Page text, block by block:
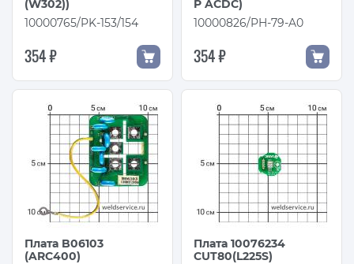
(W302))
10000765/PK-153/154
354 ₽
P ACDC)
10000826/PH-79-A0
354 ₽
Плата B06103
(ARC400)
Плата 10076234
CUT80(L225S)